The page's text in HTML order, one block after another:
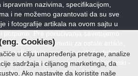
nazivima, specifikacijom,
i ne možemo garantovati da su sve
i fotografije artikala na ovom sajtu u
podataka. Ponudu za ostale artikle,
i aktuelnim cenama možete dobiti na
po preuzimanju robe ili virmanski -
nakon potvrde kupovine.
Cookies)
u cilju unapređenja pretrage, analize
sadržaja i ciljanog marketinga, da
Ako nastavite da koristite naše